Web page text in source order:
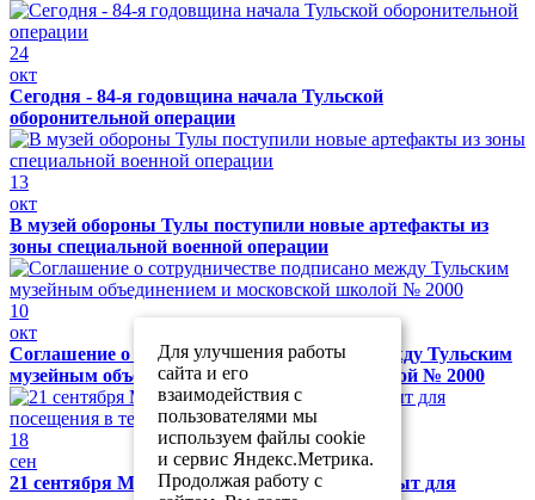
24
окт
Сегодня - 84-я годовщина начала Тульской
оборонительной операции
13
окт
В музей обороны Тулы поступили новые артефакты из
зоны специальной военной операции
10
окт
Соглашение о сотрудничестве подписано между Тульским
музейным объединением и московской школой № 2000
18
сен
21 сентября Музей обороны Тулы будет закрыт для
Для улучшения работы
сайта и его
взаимодействия с
пользователями мы
используем файлы cookie
и сервис Яндекс.Метрика.
Продолжая работу с